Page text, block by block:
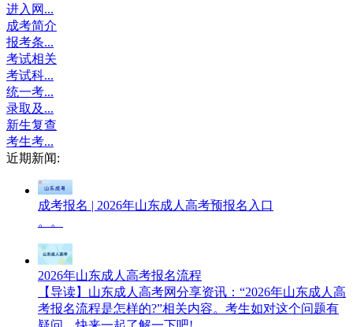
进入网...
成考简介
报考条...
考试相关
考试科...
统一考...
录取及...
新生复查
考生考...
近期新闻:
成考报名 | 2026年山东成人高考预报名入口
。。
2026年山东成人高考报名流程
【导读】山东成人高考网分享资讯：“2026年山东成人高
考报名流程是怎样的?”相关内容。考生如对这个问题有